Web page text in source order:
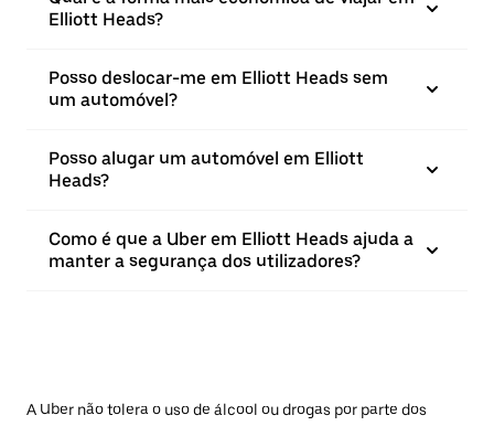
Elliott Heads?
Posso deslocar-me em Elliott Heads sem
um automóvel?
Posso alugar um automóvel em Elliott
Heads?
Como é que a Uber em Elliott Heads ajuda a
manter a segurança dos utilizadores?
A Uber não tolera o uso de álcool ou drogas por parte dos